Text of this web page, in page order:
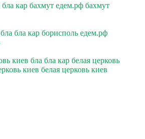
бла кар бахмут едем.рф бахмут
бла кар борисполь едем.рф
киев бла бла кар белая церковь
киев белая церковь киев